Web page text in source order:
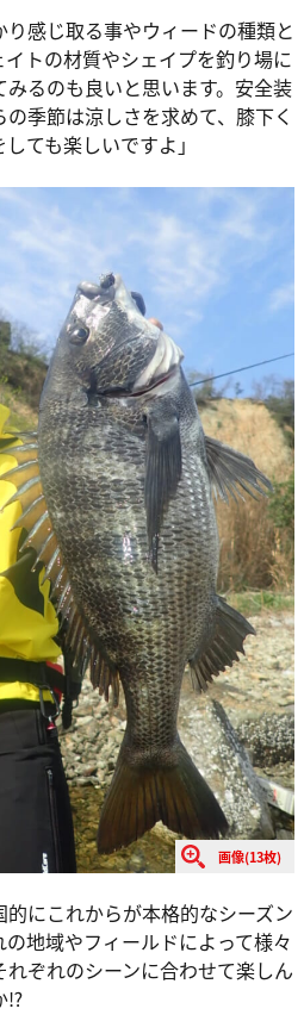
り感じ取る事やウィードの種類と
トの材質やシェイプを釣り場に
るのも良いと思います。安全装
季節は涼しさを求めて、膝下く
ても楽しいですよ」
画像(13枚)
にこれからが本格的なシーズン
地域やフィールドによって様々
ぞれのシーンに合わせて楽しん
⁉︎